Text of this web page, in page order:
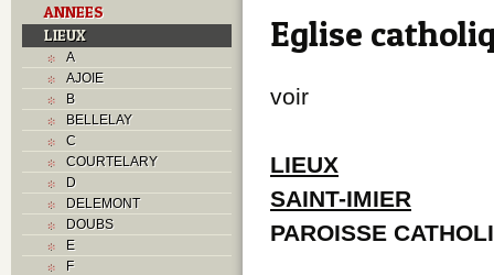
ANNEES
LIEUX
A
AJOIE
B
BELLELAY
C
COURTELARY
D
DELEMONT
DOUBS
E
F
Eglise
voir
LIEUX
SAINT-IMIER
PAROISSE